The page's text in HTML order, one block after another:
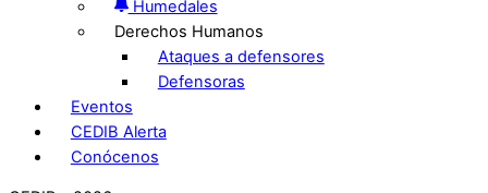
Humedales
Derechos Humanos
Ataques a defensores
Defensoras
Eventos
CEDIB Alerta
Conócenos